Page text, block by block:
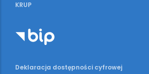
KRUP
Deklaracja dostępności cyfrowej